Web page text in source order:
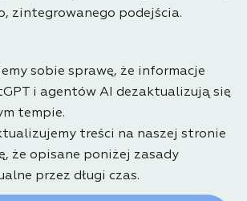
zintegrowanego podejścia.
sobie sprawę, że informacje
i agentów AI dezaktualizują się
tempie.
treści na naszej stronie
że opisane poniżej zasady
przez długi czas.